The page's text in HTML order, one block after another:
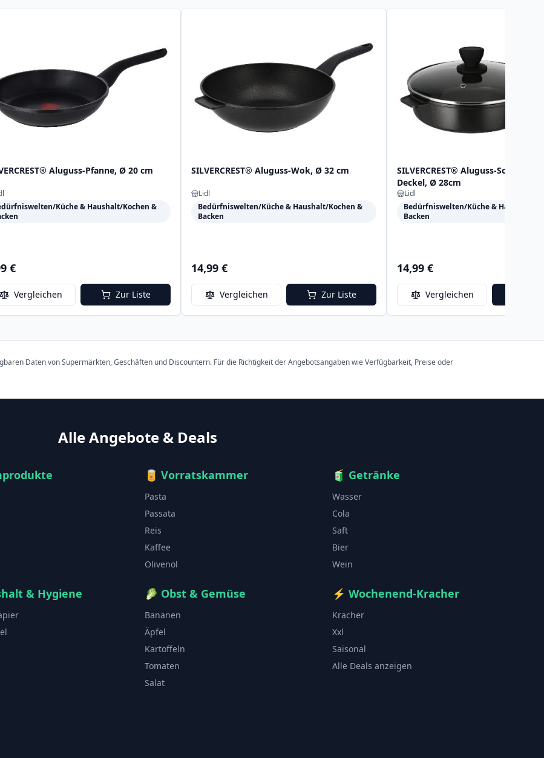
Aluguss-Pfanne, Ø 20 cm
Küche & Haushalt/Kochen &
€
Vergleichen Zur Liste
SILVERCREST® Aluguss-Wok, Ø 32 cm
Lidl
Bedürfniswelten/Küche & Haushalt/Kochen &
Backen
14,99 €
Vergleichen Zur Liste
SILVERCREST® Aluguss-
Deckel, Ø 28cm
Lidl
Bedürfniswelten/Küche & Haushalt/
Backen
14,99 €
Vergleichen
Daten von Supermärkten, Geschäften und Discountern. Für die Richtigkeit der Angebotsangaben wie Verfügbarkeit, Preise oder
Alle Angebote & Deals
🥫 Vorratskammer
Pasta
Passata
Reis
Kaffee
Olivenöl
🧃 Getränke
Wasser
Cola
Saft
Bier
Wein
& Hygiene 🥬 Obst & Gemüse
Bananen
Äpfel
Kartoffeln
Tomaten
Salat
⚡ Wochenend-Kracher
Kracher
Xxl
Saisonal
Alle Deals anzeigen